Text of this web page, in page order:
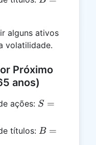
25\%
alguns ativos
volatilidade.
Próximo
anos)
ações: S =
65 =
S =
títulos: B =
B =